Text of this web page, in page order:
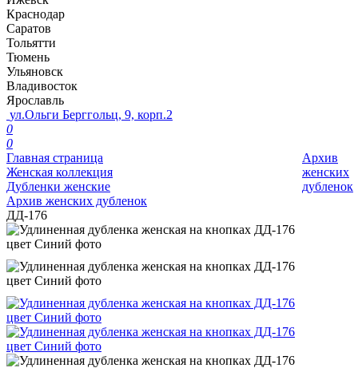
Краснодар
Саратов
Тольятти
Тюмень
Ульяновск
Владивосток
Ярославль
ул.Ольги Берггольц, 9, корп.2
0
0
Главная страница
Женская коллекция
Дубленки женские
Архив женских дубленок
ДД-176
Архив
женских
дубленок